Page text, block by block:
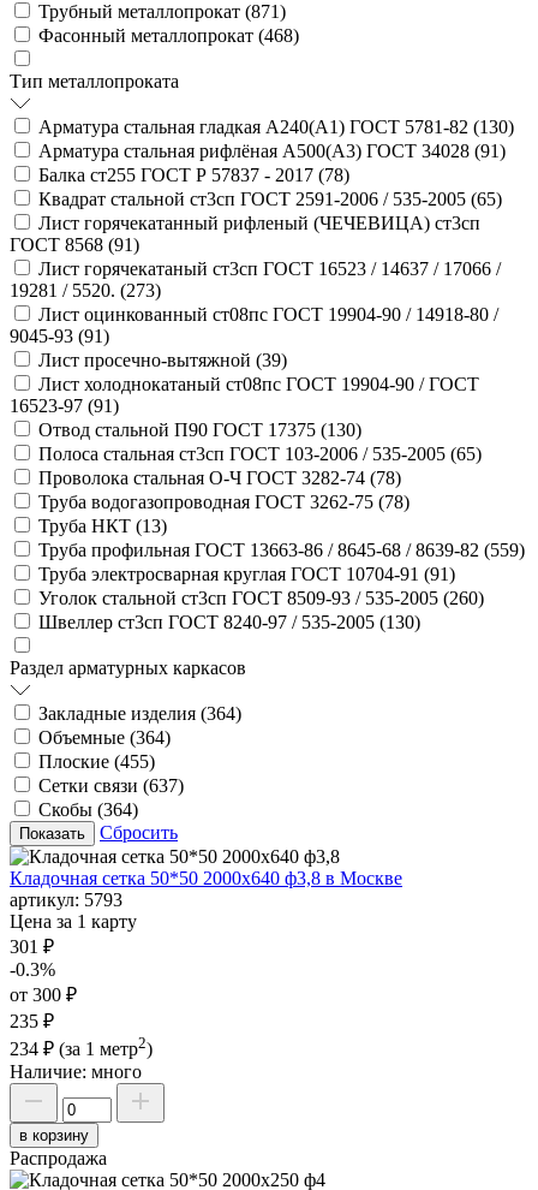
Трубный металлопрокат (871)
Фасонный металлопрокат (468)
Тип металлопроката
Арматура стальная гладкая А240(А1) ГОСТ 5781-82 (130)
Арматура стальная рифлёная А500(А3) ГОСТ 34028 (91)
Балка ст255 ГОСТ Р 57837 - 2017 (78)
Квадрат стальной ст3сп ГОСТ 2591-2006 / 535-2005 (65)
Лист горячекатанный рифленый (ЧЕЧЕВИЦА) ст3сп
ГОСТ 8568 (91)
Лист горячекатаный ст3сп ГОСТ 16523 / 14637 / 17066 /
19281 / 5520. (273)
Лист оцинкованный ст08пс ГОСТ 19904-90 / 14918-80 /
9045-93 (91)
Лист просечно-вытяжной (39)
Лист холоднокатаный ст08пс ГОСТ 19904-90 / ГОСТ
16523-97 (91)
Отвод стальной П90 ГОСТ 17375 (130)
Полоса стальная ст3сп ГОСТ 103-2006 / 535-2005 (65)
Проволока стальная О-Ч ГОСТ 3282-74 (78)
Труба водогазопроводная ГОСТ 3262-75 (78)
Труба НКТ (13)
Труба профильная ГОСТ 13663-86 / 8645-68 / 8639-82 (559)
Труба электросварная круглая ГОСТ 10704-91 (91)
Уголок стальной ст3сп ГОСТ 8509-93 / 535-2005 (260)
Швеллер ст3сп ГОСТ 8240-97 / 535-2005 (130)
Раздел арматурных каркасов
Закладные изделия (364)
Объемные (364)
Плоские (455)
Сетки связи (637)
Скобы (364)
Сбросить
Кладочная сетка 50*50 2000х640 ф3,8 в Москве
артикул: 5793
Цена за 1 карту
301 ₽
-0.3%
от 300 ₽
235 ₽
234 ₽ (за 1 метр2)
Наличие: много
в корзину
Распродажа